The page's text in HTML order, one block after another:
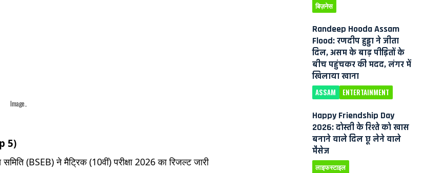
Image..
5)
समिति (BSEB) ने मैट्रिक (10वीं) परीक्षा 2026 का रिजल्ट जारी
बिज़नेस
Randeep Hooda Assam
Flood: रणदीप हुड्डा ने जीता
दिल, असम के बाढ़ पीड़ितों के
बीच पहुंचकर की मदद, लंगर में
खिलाया खाना
ASSAM ENTERTAINMENT
Happy Friendship Day
2026: दोस्ती के रिश्ते को खास
बनाने वाले दिल छू लेने वाले
मैसेज
लाइफस्टाइल